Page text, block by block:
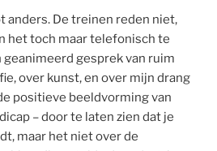
anders. De treinen reden niet,
het toch maar telefonisch te
geanimeerd gesprek van ruim
over kunst, en over mijn drang
positieve beeldvorming van
– door te laten zien dat je
maar het niet over de